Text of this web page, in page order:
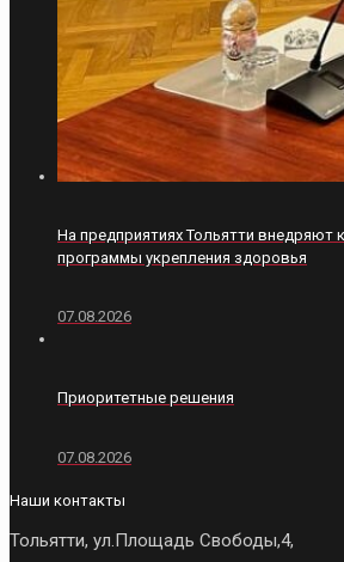
На предприятиях Тольятти внедряют
программы укрепления здоровья
07.08.2026
Приоритетные решения
07.08.2026
Наши контакты
Тольятти, ул.Площадь Свободы,4,